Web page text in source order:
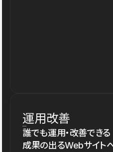
運用改善
誰でも運用・改善できる
成果の出るWebサイトへ